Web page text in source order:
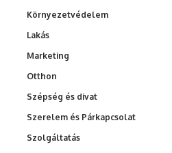
Környezetvédelem
Lakás
Marketing
Otthon
Szépség és divat
Szerelem és Párkapcsolat
Szolgáltatás